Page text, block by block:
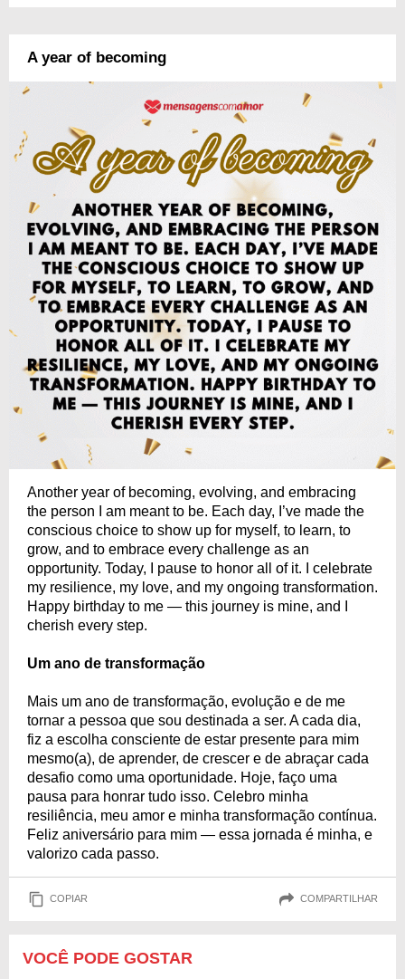
A year of becoming
Another year of becoming, evolving, and embracing
the person I am meant to be. Each day, I’ve made the
conscious choice to show up for myself, to learn, to
grow, and to embrace every challenge as an
opportunity. Today, I pause to honor all of it. I celebrate
my resilience, my love, and my ongoing transformation.
Happy birthday to me — this journey is mine, and I
cherish every step.
Um ano de transformação
Mais um ano de transformação, evolução e de me
tornar a pessoa que sou destinada a ser. A cada dia,
fiz a escolha consciente de estar presente para mim
mesmo(a), de aprender, de crescer e de abraçar cada
desafio como uma oportunidade. Hoje, faço uma
pausa para honrar tudo isso. Celebro minha
resiliência, meu amor e minha transformação contínua.
Feliz aniversário para mim — essa jornada é minha, e
valorizo cada passo.
COPIAR COMPARTILHAR
VOCÊ PODE GOSTAR